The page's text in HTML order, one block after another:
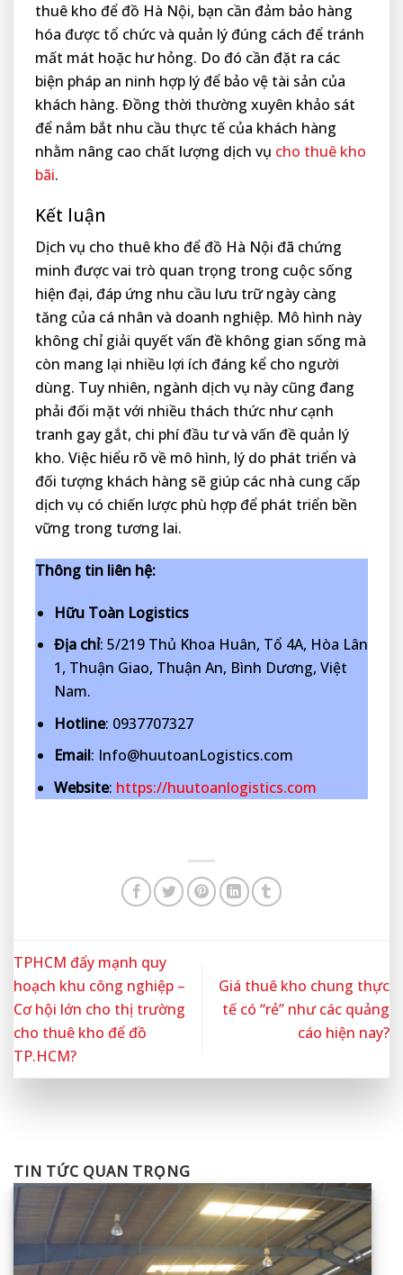
thuê kho để đồ Hà Nội, bạn cần đảm bảo hàng
hóa được tổ chức và quản lý đúng cách để tránh
mất mát hoặc hư hỏng. Do đó cần đặt ra các
biện pháp an ninh hợp lý để bảo vệ tài sản của
khách hàng. Đồng thời thường xuyên khảo sát
để nắm bắt nhu cầu thực tế của khách hàng
nhằm nâng cao chất lượng dịch vụ cho thuê kho
bãi.
Kết luận
Dịch vụ cho thuê kho để đồ Hà Nội đã chứng
minh được vai trò quan trọng trong cuộc sống
hiện đại, đáp ứng nhu cầu lưu trữ ngày càng
tăng của cá nhân và doanh nghiệp. Mô hình này
không chỉ giải quyết vấn đề không gian sống mà
còn mang lại nhiều lợi ích đáng kể cho người
dùng. Tuy nhiên, ngành dịch vụ này cũng đang
phải đối mặt với nhiều thách thức như cạnh
tranh gay gắt, chi phí đầu tư và vấn đề quản lý
kho. Việc hiểu rõ về mô hình, lý do phát triển và
đối tượng khách hàng sẽ giúp các nhà cung cấp
dịch vụ có chiến lược phù hợp để phát triển bền
vững trong tương lai.
Thông tin liên hệ:
Hữu Toàn Logistics
Địa chỉ: 5/219 Thủ Khoa Huân, Tổ 4A, Hòa Lân
1, Thuận Giao, Thuận An, Bình Dương, Việt
Nam.
Hotline: 0937707327
Email: Info@huutoanLogistics.com
Website: https://huutoanlogistics.com
TPHCM đẩy mạnh quy
hoạch khu công nghiệp –
Cơ hội lớn cho thị trường
cho thuê kho để đồ
TP.HCM?
Giá thuê kho chung thực
tế có “rẻ” như các quảng
cáo hiện nay?
TIN TỨC QUAN TRỌNG